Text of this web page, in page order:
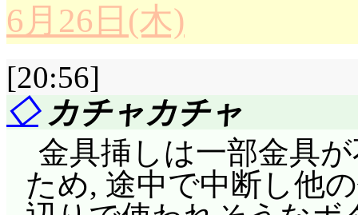
の調整(の為に最低1人
後, 本船はハレー彗星
イドルとマネジャー
たら本当に心(と言う
さで様子がヘンです
キクちゃんを残して
シルヴァーナの誘い
の牙入口の回廊を爆
伏せていた2隻に反
で攻撃。アレックス
ってヴィンセントは
だってことですな。
るか!」なのでした。
事処を除いても例え
かしているんだから,
衛門の感情なんでし
受け売り王カスミ。
必要もあるまい」そ
収録されているのは,
ュー(三浦社長と梶島
OA時アイキャッチ集
オ天地・番外ミニド
さあさあ出ました第3
させます。レギュラ
6月26日(木)
[20:56]
◇カチャカチャ
金具挿しは一部金具
ため, 途中で中断し他